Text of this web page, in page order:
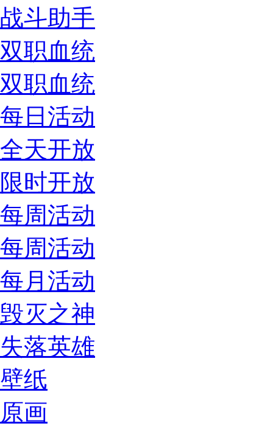
战斗助手
双职血统
双职血统
每日活动
全天开放
限时开放
每周活动
每周活动
每月活动
毁灭之神
失落英雄
壁纸
原画